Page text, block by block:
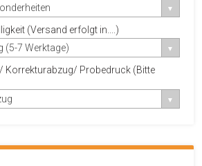
(Versand erfolgt in....)
(5-7 Werktage)
Korrekturabzug/ Probedruck (Bitte